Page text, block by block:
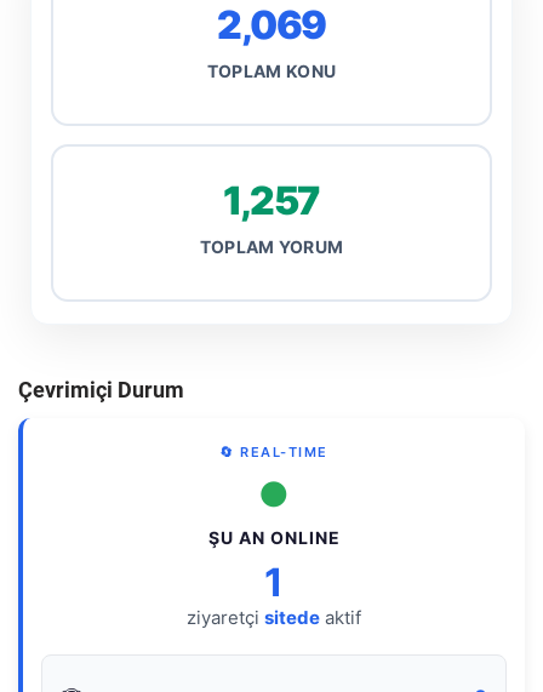
2,069
TOPLAM KONU
1,257
TOPLAM YORUM
Çevrimiçi Durum
🔄 REAL-TIME
●
ŞU AN ONLINE
1
ziyaretçi sitede aktif